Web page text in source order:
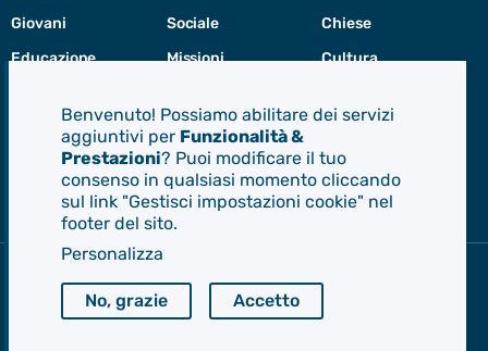
Giovani
Educazione
Sociale
Missioni
Chiese
Cultura
Leadership
Gesuiti
Menù
di
navigazione
del
footer
CEP - Conferenza delle Province Europee
Benvenuto! Possiamo abilitare dei servizi
aggiuntivi per Funzionalità &
Prestazioni? Puoi modificare il tuo
consenso in qualsiasi momento cliccando
sul link "Gestisci impostazioni cookie" nel
footer del sito.
Personalizza
No, grazie Accetto